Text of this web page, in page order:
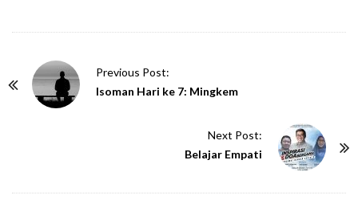
Previous Post:
Isoman Hari ke 7: Mingkem
Next Post:
Belajar Empati